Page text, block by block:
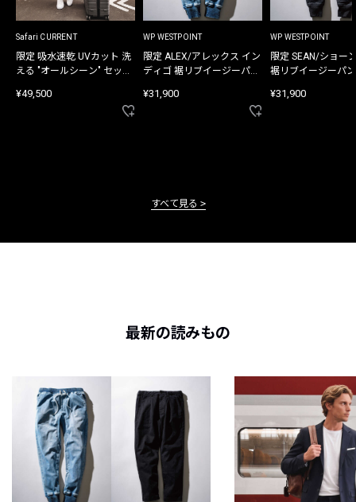
Safari CURRENT
限定 吸水速乾 UVカット 洗
える "オールシーン" セット
¥49,500
WP WESTPOINT
限定 ALEX/アレックス イン
ディゴ 裾リブイージーパン
¥31,900
WP WESTPOINT
限定 SEAN/ショー
裾リブイージーパ
¥31,900
すべて見る
最新の読みもの